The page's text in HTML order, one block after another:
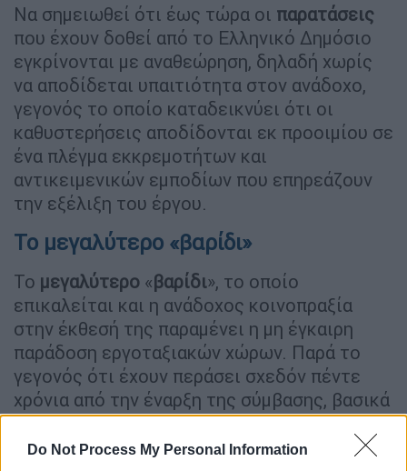
Do Not Process My Personal Information
Να σημειωθεί ότι έως τώρα οι παρατάσεις
που έχουν δοθεί από το Ελληνικό Δημόσιο
εγκρίνονται με αναθεώρηση, δηλαδή χωρίς
να αποδίδεται υπαιτιότητα στον ανάδοχο,
γεγονός το οποίο καταδεικνύει ότι οι
καθυστερήσεις αποδίδονται εκ προοιμίου σε
ένα πλέγμα εκκρεμοτήτων και
αντικειμενικών εμποδίων που επηρεάζουν
την εξέλιξη του έργου.
Το μεγαλύτερο «βαρίδι»
Το μεγαλύτερο «βαρίδι», το οποίο
επικαλείται και η ανάδοχος κοινοπραξία
στην έκθεσή της παραμένει η μη έγκαιρη
παράδοση εργοταξιακών χώρων. Παρά το
γεγονός ότι έχουν περάσει σχεδόν πέντε
χρόνια από την έναρξη της σύμβασης, βασικά
εργοτάξια εξακολουθούν να μην έχουν
αποδοθεί πλήρως στην ανάδοχο